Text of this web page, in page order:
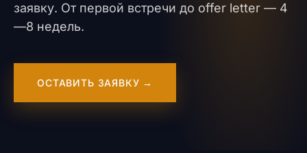
заявку. От первой встречи до offer letter — 4
—8 недель.
ОСТАВИТЬ ЗАЯВКУ →